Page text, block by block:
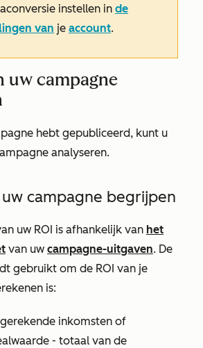
instellen in de
van je account.
uw campagne
hebt gepubliceerd, kunt u
analyseren.
uw campagne begrijpen
uw ROI is afhankelijk van het
van uw campagne-uitgaven. De
gebruikt om de ROI van je
is:
inkomsten of
- totaal van de